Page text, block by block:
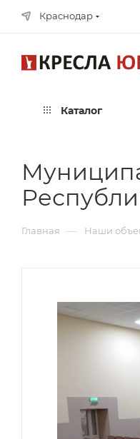
Краснодар
Каталог
Главная — Наши